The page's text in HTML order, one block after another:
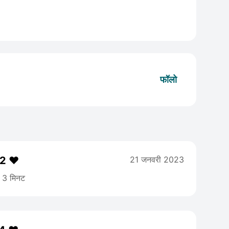
फॉलो
2 ♥️
3 मिनट
21 जनवरी 2023